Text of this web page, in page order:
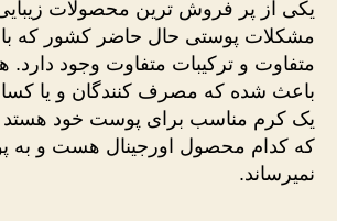
یکی از پر فروش ترین محصولات
مشکلات پوستی حال حاضر کشور که
متفاوت و ترکیبات متفاوت وجود
باعث شده که مصرف کنندگان و یا
یک کرم مناسب برای پوست خود هستد
که کدام محصول اورجینال هست و
نمیرساند.